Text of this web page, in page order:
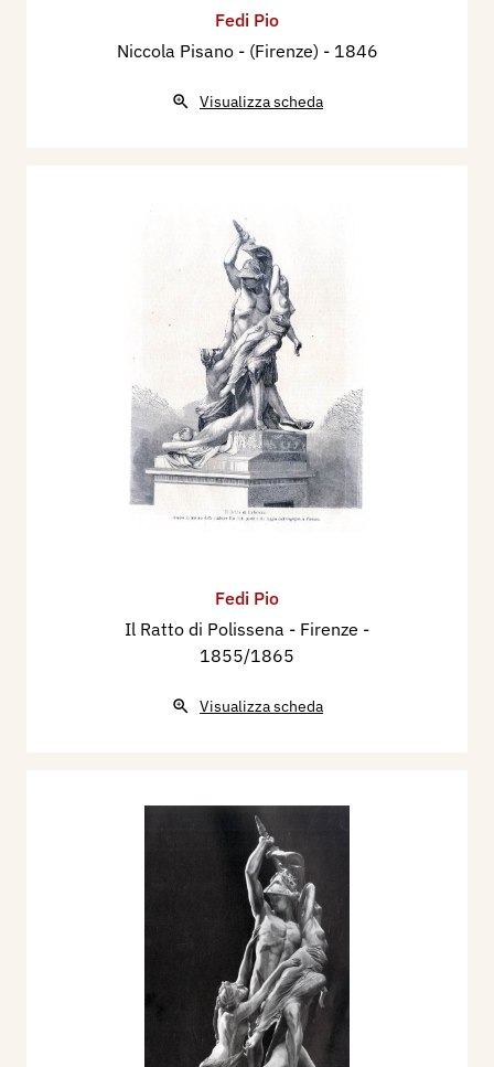
Fedi Pio
Niccola Pisano - (Firenze) - 1846
Visualizza scheda
Fedi Pio
Il Ratto di Polissena - Firenze -
1855/1865
Visualizza scheda